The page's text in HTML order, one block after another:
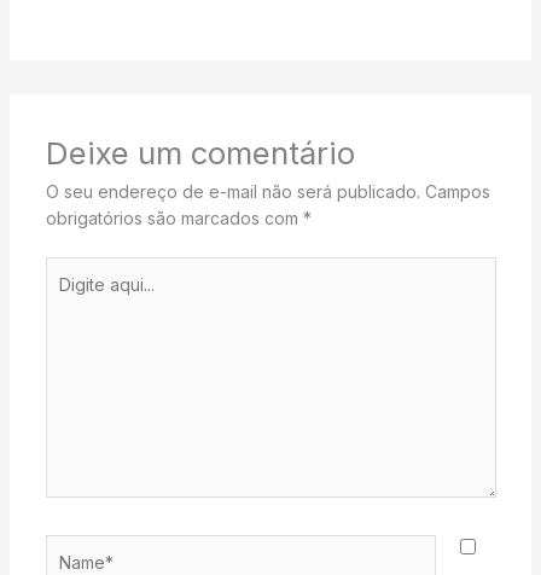
Deixe um comentário
O seu endereço de e-mail não será publicado. Campos
obrigatórios são marcados com *
aqui...